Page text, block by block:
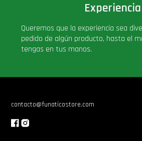
Experiencia
Queremos que la experiencia sea
pedido de algún producto, hasta el
tengas en tus manos.
contacto@funaticostore.com